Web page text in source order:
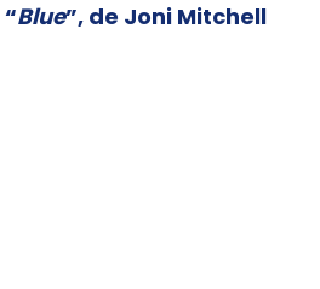
“Blue”, de Joni Mitchell